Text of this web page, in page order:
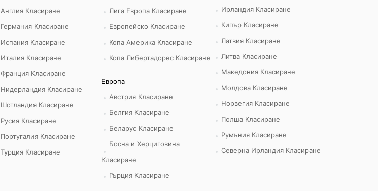
Англия Класиране
Германия Класиране
Испания Класиране
Италия Класиране
Франция Класиране
Нидерландия Класиране
Шотландия Класиране
Русия Класиране
Португалия Класиране
Турция Класиране
Лига Европа Класиране
Европейско Класиране
Копа Америка Класиране
Копа Либертадорес Класиране
Европа
Австрия Класиране
Белгия Класиране
Беларус Класиране
Босна и Херциговина
Класиране
Гърция Класиране
Ирландия Класиране
Кипър Класиране
Латвия Класиране
Литва Класиране
Македония Класиране
Молдова Класиране
Норвегия Класиране
Полша Класиране
Румъния Класиране
Северна Ирландия Класиране